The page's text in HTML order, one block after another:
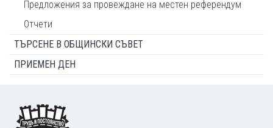
Предложения за провеждане на местен референдум
Отчети
ТЪРСЕНЕ В ОБЩИНСКИ СЪВЕТ
ПРИЕМЕН ДЕН
Footer